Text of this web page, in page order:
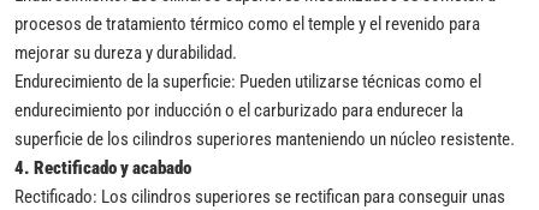
procesos de tratamiento térmico como el temple y el revenido para
mejorar su dureza y durabilidad.
Endurecimiento de la superficie: Pueden utilizarse técnicas como el
endurecimiento por inducción o el carburizado para endurecer la
superficie de los cilindros superiores manteniendo un núcleo resistente.
4. Rectificado y acabado
Rectificado: Los cilindros superiores se rectifican para conseguir unas